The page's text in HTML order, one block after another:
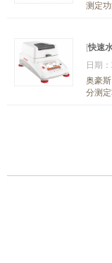
测定
[快速
日期：
奥豪
分测